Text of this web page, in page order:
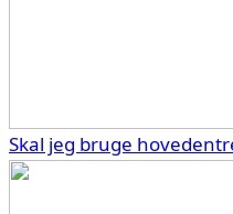
Skal jeg bruge